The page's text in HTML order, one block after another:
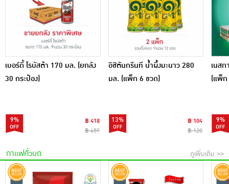
เบอร์ดี้ โรบัสต้า 170 มล. (ยกลัง
30 กระป๋อง)
9%
฿ 418
฿ 459
อิชิตันกรีนที น้ำผึ้งมะนาว 280
มล. (แพ็ก 6 ขวด)
13%
฿ 104
฿ 120
เนส
(แพ็ก
9%
กาแฟคั่วบด ดูเพิ่มเติม >>